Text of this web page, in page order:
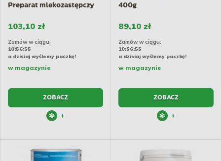
Preparat mlekozastępczy
103,10 zł
Zamów w ciągu:
10:56:54
a dzisiaj wyślemy paczkę!
w magazynie
ZOBACZ
+
400g
89,10 zł
Zamów w ciągu:
10:56:54
a dzisiaj wyślemy paczkę!
w magazynie
ZOBACZ
+